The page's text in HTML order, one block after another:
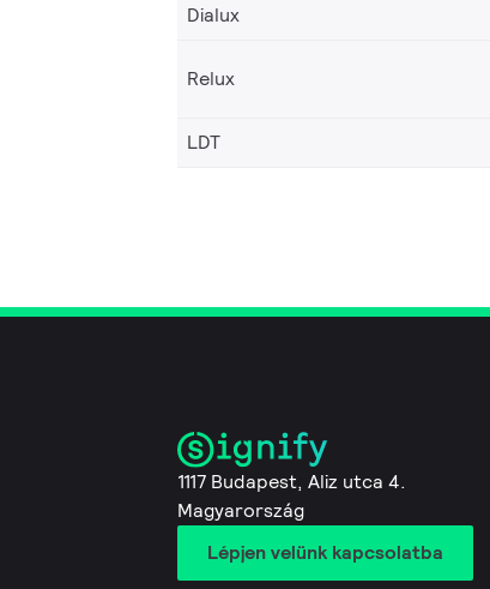
Dialux
Relux
LDT
1117 Budapest, Aliz utca 4.
Magyarország
Lépjen velünk kapcsolatba